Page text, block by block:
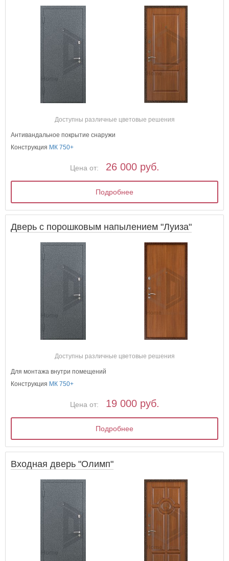
Доступны различные цветовые решения
Антивандальное покрытие снаружи
Конструкция МК 750+
Цена от: 26 000 руб.
Подробнее
Дверь с порошковым напылением "Луиза"
Доступны различные цветовые решения
Для монтажа внутри помещений
Конструкция МК 750+
Цена от: 19 000 руб.
Подробнее
Входная дверь "Олимп"